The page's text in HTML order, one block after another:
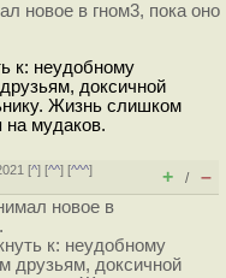
новое в гном3, пока оно
к: неудобному
доксичной
Жизнь слишком
на мудаков.
[^] [^^] [^^^]
+ / –
новое в
к: неудобному
друзьям, доксичной